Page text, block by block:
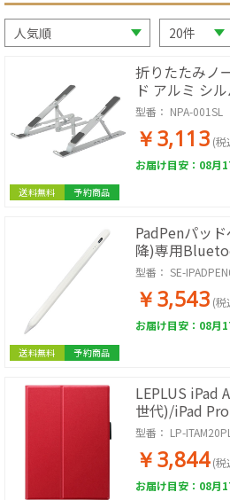
送料無料 予約商品
折りたたみノ
ド アルミ シ
型番： NPA-001SL
￥3,113 (税
お届け目安：08月
送料無料 予約商品
PadPenパッ
降)専用
型番： SE-
￥3,543 (税
お届け目安：08月
LEPLUS iPad
世代)/iPad
PUレザーフラ
ド LP-
型番： LP-
￥3,844 (税
お届け目安：08月